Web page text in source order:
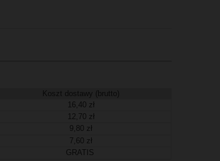
Koszt dostawy (brutto)
16,40 zł
12,70 zł
9,80 zł
7,60 zł
GRATIS